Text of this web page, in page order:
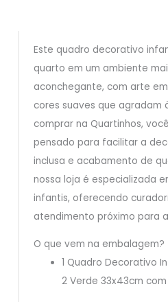
Este quadro decorativo
quarto em um ambiente
aconchegante, com arte
cores suaves que agradam
comprar na Quartinhos,
pensado para facilitar a
inclusa e acabamento de
nossa loja é especializada
infantis, oferecendo
atendimento próximo para
O que vem na embalagem?
1 Quadro Decorativo
2 Verde 33x43cm